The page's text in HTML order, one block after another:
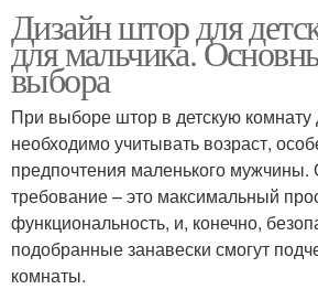
Дизайн штор для
для мальчика.
выбора
При выборе штор в детскую комнату
необходимо учитывать возраст,
предпочтения маленького мужчины.
требование – это максимальный
функциональность, и, конечно,
подобранные занавески смогут
комнаты.